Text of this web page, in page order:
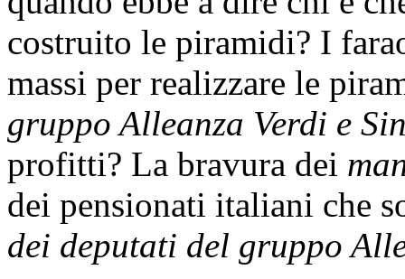
costruito le piramidi? I
massi per realizzare le
gruppo Alleanza Verdi e
profitti? La bravura dei
dei pensionati italiani che
dei deputati del gruppo